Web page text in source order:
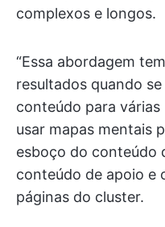
complexos e longos.
“Essa abordagem
resultados quando
conteúdo para
usar mapas mentais
esboço do conteúdo
conteúdo de apoio e
páginas do cluster.